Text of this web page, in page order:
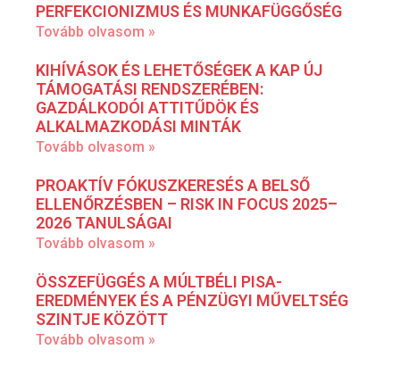
PERFEKCIONIZMUS ÉS MUNKAFÜGGŐSÉG
Tovább olvasom »
KIHÍVÁSOK ÉS LEHETŐSÉGEK A KAP ÚJ
TÁMOGATÁSI RENDSZERÉBEN:
GAZDÁLKODÓI ATTITŰDÖK ÉS
ALKALMAZKODÁSI MINTÁK
Tovább olvasom »
PROAKTÍV FÓKUSZKERESÉS A BELSŐ
ELLENŐRZÉSBEN – RISK IN FOCUS 2025–
2026 TANULSÁGAI
Tovább olvasom »
ÖSSZEFÜGGÉS A MÚLTBÉLI PISA-
EREDMÉNYEK ÉS A PÉNZÜGYI MŰVELTSÉG
SZINTJE KÖZÖTT
Tovább olvasom »